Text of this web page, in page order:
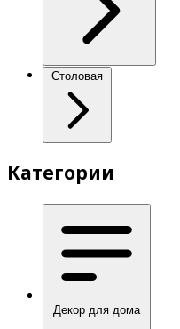
Столовая
Категории
Декор для дома